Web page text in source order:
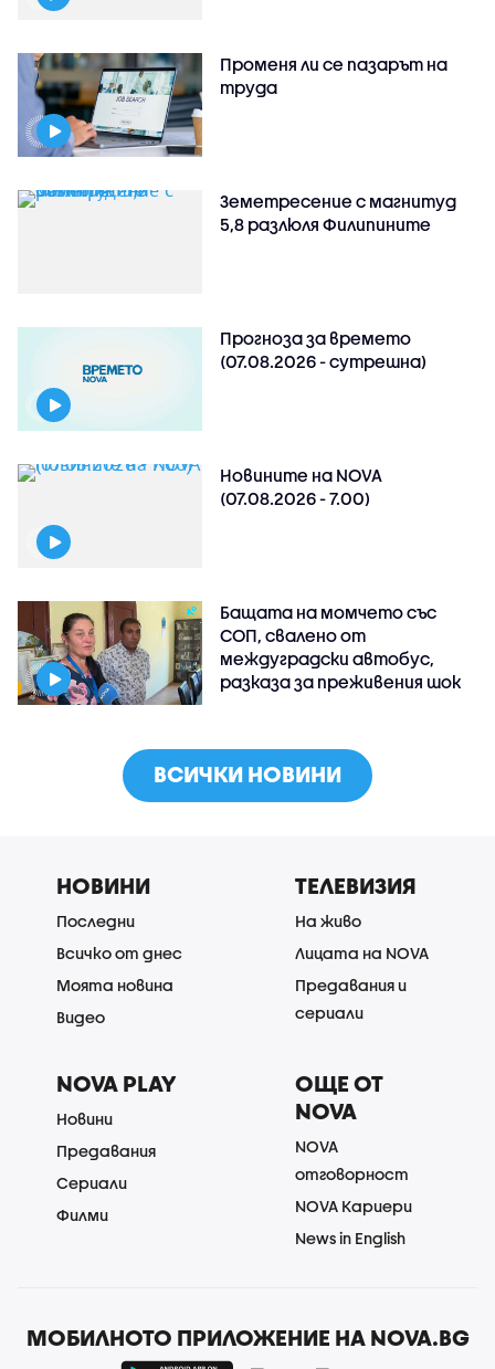
Променя ли се пазарът на
труда
Земетресение с магнитуд
5,8 разлюля Филипините
Прогноза за времето
(07.08.2026 - сутрешна)
Новините на NOVA
(07.08.2026 - 7.00)
Бащата на момчето със
СОП, свалено от
междуградски автобус,
разказа за преживения шок
ВСИЧКИ НОВИНИ
НОВИНИ
Последни
Всичко от днес
Моята новина
Видео
ТЕЛЕВИЗИЯ
На живо
Лицата на NOVA
Предавания и
сериали
NOVA PLAY
Новини
Предавания
Сериали
Филми
ОЩЕ ОТ
NOVA
NOVA
отговорност
NOVA Кариери
News in English
МОБИЛНОТО ПРИЛОЖЕНИЕ НА NOVA.BG